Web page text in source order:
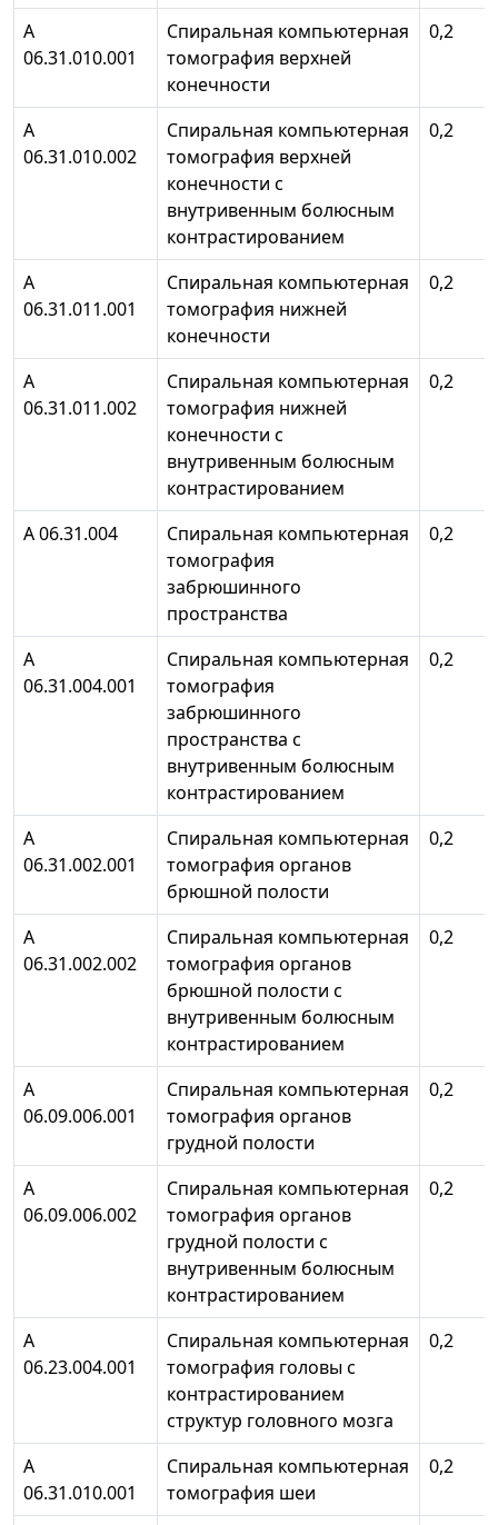
А
06.31.010.001
Спиральная компьютерная
томография верхней
конечности
0,2
А
06.31.010.002
Спиральная компьютерная
томография верхней
конечности с
внутривенным болюсным
контрастированием
0,2
А
06.31.011.001
Спиральная компьютерная
томография нижней
конечности
0,2
А
06.31.011.002
Спиральная компьютерная
томография нижней
конечности с
внутривенным болюсным
контрастированием
0,2
А 06.31.004
Спиральная компьютерная
томография
забрюшинного
пространства
0,2
А
06.31.004.001
Спиральная компьютерная
томография
забрюшинного
пространства с
внутривенным болюсным
контрастированием
0,2
А
06.31.002.001
Спиральная компьютерная
томография органов
брюшной полости
0,2
А
06.31.002.002
Спиральная компьютерная
томография органов
брюшной полости с
внутривенным болюсным
контрастированием
0,2
А
06.09.006.001
Спиральная компьютерная
томография органов
грудной полости
0,2
А
06.09.006.002
Спиральная компьютерная
томография органов
грудной полости с
внутривенным болюсным
контрастированием
0,2
А
06.23.004.001
Спиральная компьютерная
томография головы с
контрастированием
структур головного мозга
0,2
А
06.31.010.001
Спиральная компьютерная
томография шеи
0,2